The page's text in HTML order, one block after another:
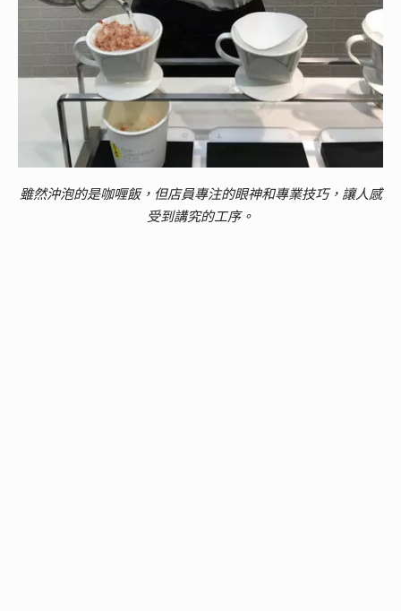
雖然沖泡的是咖喱飯，但店員專注的眼神和專業技巧，讓人感
受到講究的工序。